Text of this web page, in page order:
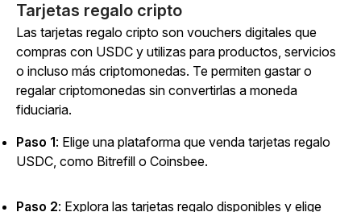
Tarjetas regalo cripto
Las tarjetas regalo cripto son vouchers digitales que
compras con USDC y utilizas para productos, servicios
o incluso más criptomonedas. Te permiten gastar o
regalar criptomonedas sin convertirlas a moneda
fiduciaria.
Paso 1: Elige una plataforma que venda tarjetas regalo
USDC, como Bitrefill o Coinsbee.
Paso 2: Explora las tarjetas regalo disponibles y elige